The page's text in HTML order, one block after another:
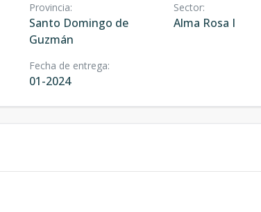
Provincia:
Santo Domingo de
Guzmán
Sector:
Alma Rosa I
Fecha de entrega:
01-2024